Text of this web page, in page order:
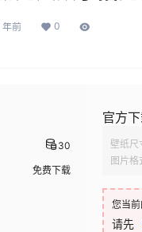
年前 0
30
免费下载
官方
壁纸尺
图片格
您当
请先